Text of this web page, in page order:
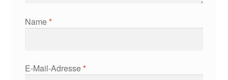
Name*
E-Mail-Adresse*